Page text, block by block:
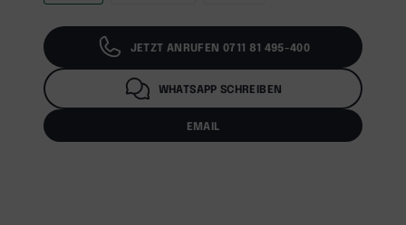
JETZT ANRUFEN 0711 81 495-400
WHATSAPP SCHREIBEN
EMAIL